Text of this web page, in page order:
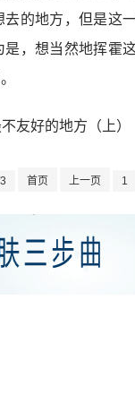
的地方，但是这
，想当然地挥霍
友好的地方（上）
首页 上一页 1